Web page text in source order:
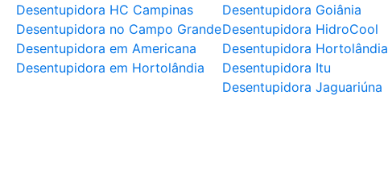
Desentupidora HC Campinas
Desentupidora no Campo Grande
Desentupidora em Americana
Desentupidora em Hortolândia
Desentupidora Goiânia
Desentupidora HidroCool
Desentupidora Hortolândia
Desentupidora Itu
Desentupidora Jaguariúna